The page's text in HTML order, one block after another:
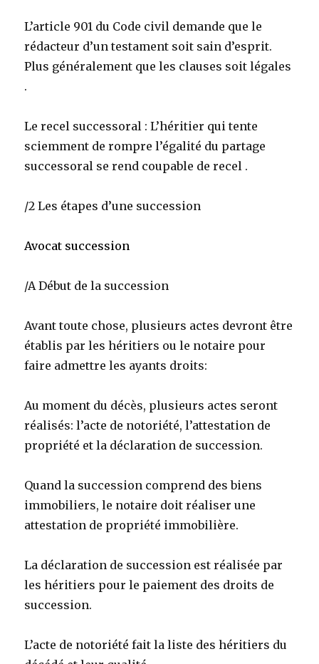
L’article 901 du Code civil demande que le
rédacteur d’un testament soit sain d’esprit.
Plus généralement que les clauses soit légales
.
Le recel successoral : L’héritier qui tente
sciemment de rompre l’égalité du partage
successoral se rend coupable de recel .
/2 Les étapes d’une succession
Avocat succession
/A Début de la succession
Avant toute chose, plusieurs actes devront être
établis par les héritiers ou le notaire pour
faire admettre les ayants droits:
Au moment du décès, plusieurs actes seront
réalisés: l’acte de notoriété, l’attestation de
propriété et la déclaration de succession.
Quand la succession comprend des biens
immobiliers, le notaire doit réaliser une
attestation de propriété immobilière.
La déclaration de succession est réalisée par
les héritiers pour le paiement des droits de
succession.
L’acte de notoriété fait la liste des héritiers du